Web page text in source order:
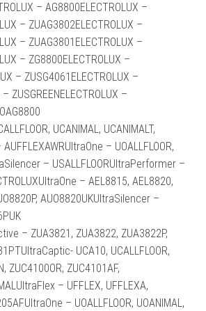
– AG8800ELECTROLUX –
– ZUAG3802ELECTROLUX –
– ZUAG3801ELECTROLUX –
– ZG8800ELECTROLUX –
– ZUSG4061ELECTROLUX –
ZUSGREENELECTROLUX –
UCANIMAL, UCANIMALT,
– UOALLFLOOR,
– USALLFLOORUltraPerformer –
– AEL8815, AEL8820,
AUO8820UKUltraSilencer –
– ZUA3821, ZUA3822, ZUA3822P,
UCA10, UCALLFLOOR,
ZUC4100OR, ZUC4101AF,
– UFFLEX, UFFLEXA,
– UOALLFLOOR, UOANIMAL,